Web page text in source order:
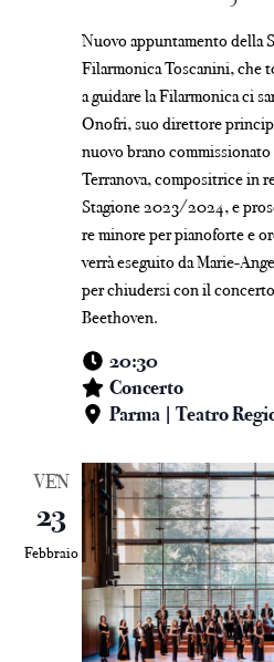
Nuovo appuntamento della
Filarmonica Toscanini, che
a guidare la Filarmonica ci
Onofri, suo direttore
nuovo brano
Terranova, compositrice in
Stagione 2023/2024, e
re minore per pianoforte e
verrà eseguito da Marie-
per chiudersi con il
Beethoven.
20:30
Concerto
Parma | Teatro
VEN
23
Febbraio